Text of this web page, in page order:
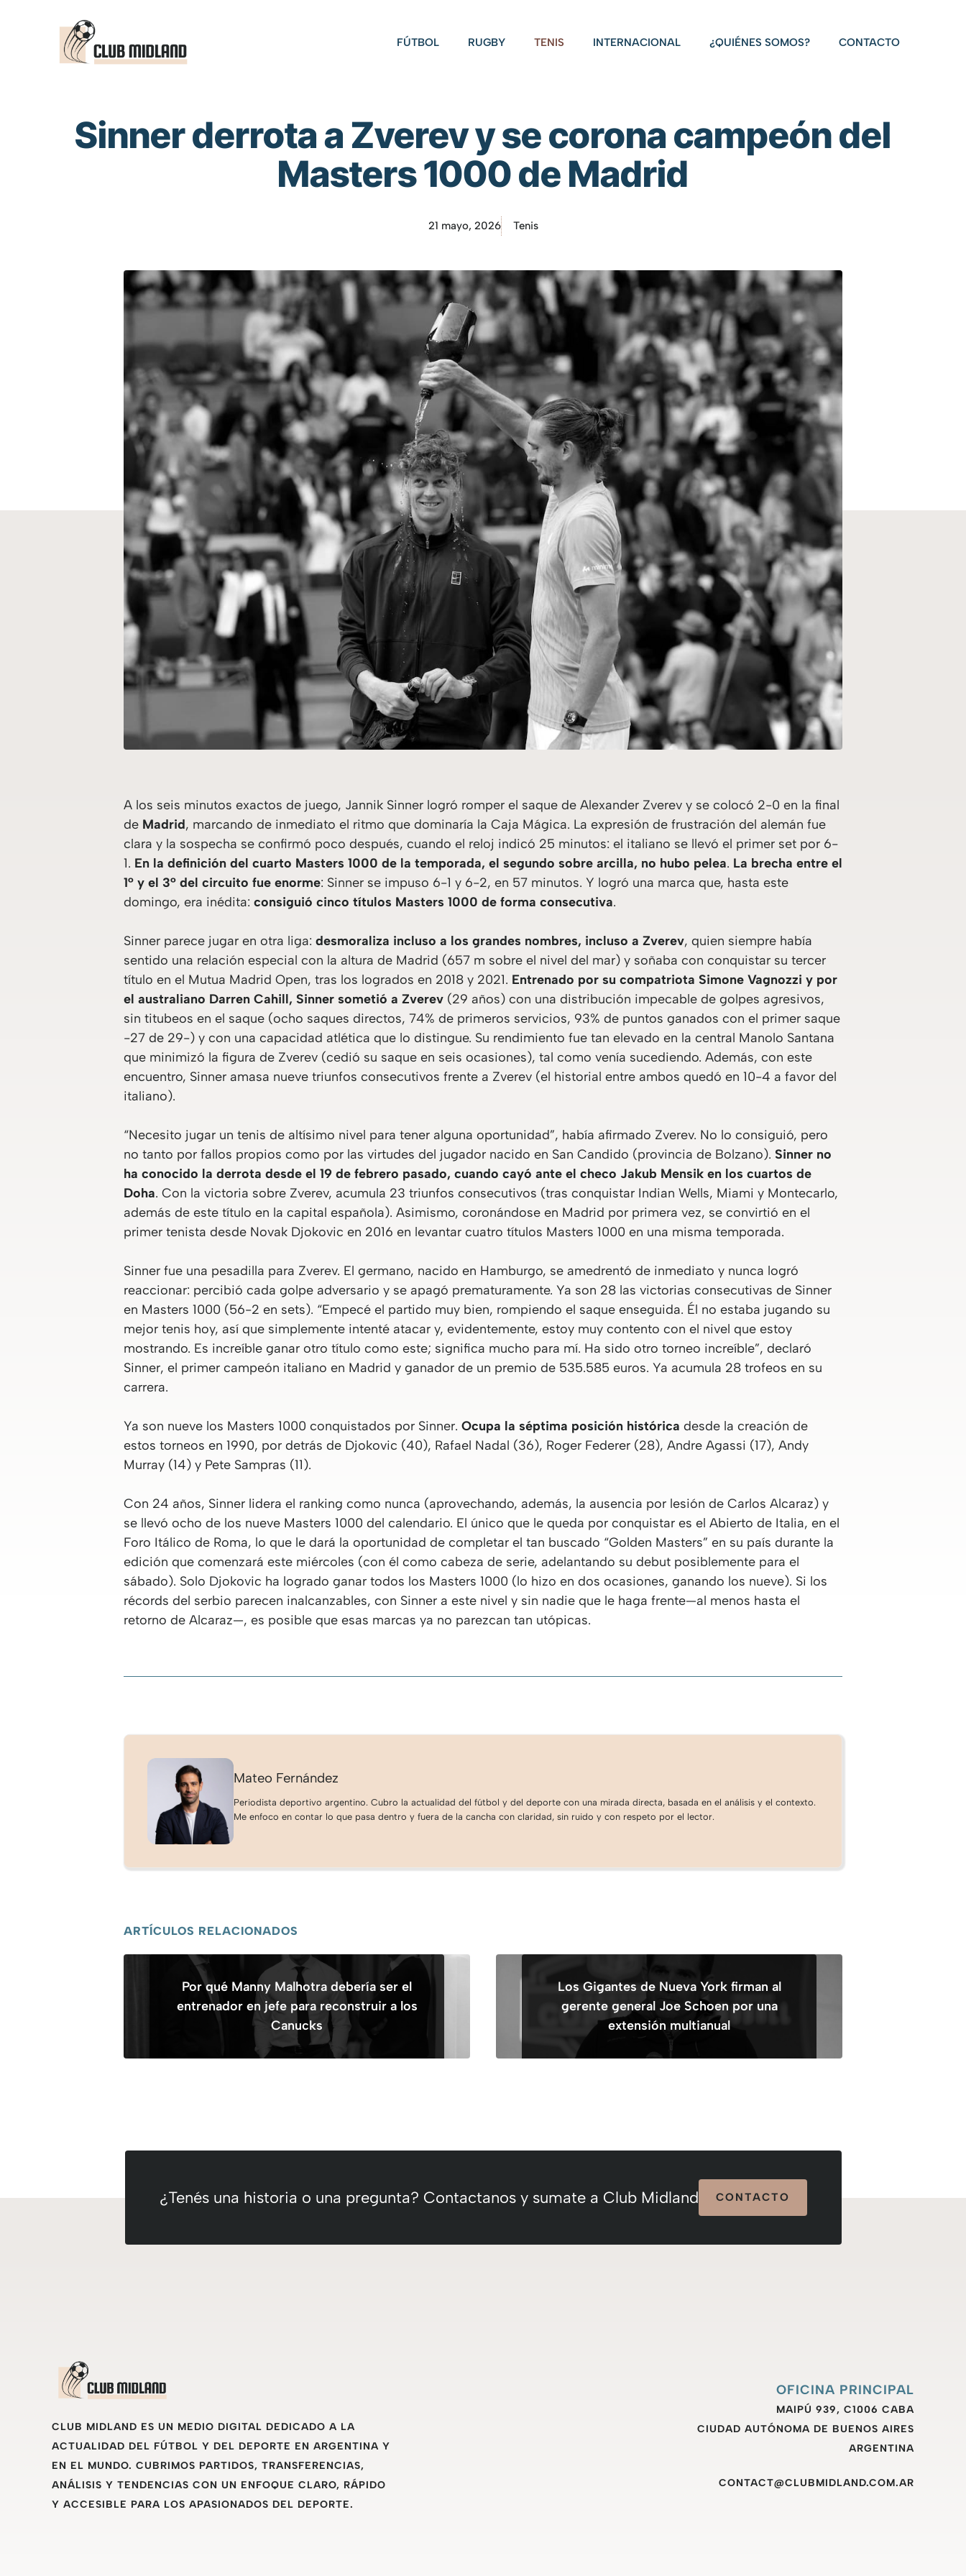
FÚTBOL RUGBY TENIS INTERNACIONAL ¿QUIÉNES SOMOS? CONTACTO
Sinner derrota a Zverev y se corona campeón del
Masters 1000 de Madrid
21 mayo, 2026 Tenis
A los seis minutos exactos de juego, Jannik Sinner logró romper el saque de Alexander Zverev y se colocó 2-0 en la final
de Madrid, marcando de inmediato el ritmo que dominaría la Caja Mágica. La expresión de frustración del alemán fue
clara y la sospecha se confirmó poco después, cuando el reloj indicó 25 minutos: el italiano se llevó el primer set por 6-
1. En la definición del cuarto Masters 1000 de la temporada, el segundo sobre arcilla, no hubo pelea. La brecha entre el
1° y el 3° del circuito fue enorme: Sinner se impuso 6-1 y 6-2, en 57 minutos. Y logró una marca que, hasta este
domingo, era inédita: consiguió cinco títulos Masters 1000 de forma consecutiva.
Sinner parece jugar en otra liga: desmoraliza incluso a los grandes nombres, incluso a Zverev, quien siempre había
sentido una relación especial con la altura de Madrid (657 m sobre el nivel del mar) y soñaba con conquistar su tercer
título en el Mutua Madrid Open, tras los logrados en 2018 y 2021. Entrenado por su compatriota Simone Vagnozzi y por
el australiano Darren Cahill, Sinner sometió a Zverev (29 años) con una distribución impecable de golpes agresivos,
sin titubeos en el saque (ocho saques directos, 74% de primeros servicios, 93% de puntos ganados con el primer saque
-27 de 29-) y con una capacidad atlética que lo distingue. Su rendimiento fue tan elevado en la central Manolo Santana
que minimizó la figura de Zverev (cedió su saque en seis ocasiones), tal como venía sucediendo. Además, con este
encuentro, Sinner amasa nueve triunfos consecutivos frente a Zverev (el historial entre ambos quedó en 10-4 a favor del
italiano).
“Necesito jugar un tenis de altísimo nivel para tener alguna oportunidad”, había afirmado Zverev. No lo consiguió, pero
no tanto por fallos propios como por las virtudes del jugador nacido en San Candido (provincia de Bolzano). Sinner no
ha conocido la derrota desde el 19 de febrero pasado, cuando cayó ante el checo Jakub Mensik en los cuartos de
Doha. Con la victoria sobre Zverev, acumula 23 triunfos consecutivos (tras conquistar Indian Wells, Miami y Montecarlo,
además de este título en la capital española). Asimismo, coronándose en Madrid por primera vez, se convirtió en el
primer tenista desde Novak Djokovic en 2016 en levantar cuatro títulos Masters 1000 en una misma temporada.
Sinner fue una pesadilla para Zverev. El germano, nacido en Hamburgo, se amedrentó de inmediato y nunca logró
reaccionar: percibió cada golpe adversario y se apagó prematuramente. Ya son 28 las victorias consecutivas de Sinner
en Masters 1000 (56-2 en sets). “Empecé el partido muy bien, rompiendo el saque enseguida. Él no estaba jugando su
mejor tenis hoy, así que simplemente intenté atacar y, evidentemente, estoy muy contento con el nivel que estoy
mostrando. Es increíble ganar otro título como este; significa mucho para mí. Ha sido otro torneo increíble”, declaró
Sinner, el primer campeón italiano en Madrid y ganador de un premio de 535.585 euros. Ya acumula 28 trofeos en su
carrera.
Ya son nueve los Masters 1000 conquistados por Sinner. Ocupa la séptima posición histórica desde la creación de
estos torneos en 1990, por detrás de Djokovic (40), Rafael Nadal (36), Roger Federer (28), Andre Agassi (17), Andy
Murray (14) y Pete Sampras (11).
Con 24 años, Sinner lidera el ranking como nunca (aprovechando, además, la ausencia por lesión de Carlos Alcaraz) y
se llevó ocho de los nueve Masters 1000 del calendario. El único que le queda por conquistar es el Abierto de Italia, en el
Foro Itálico de Roma, lo que le dará la oportunidad de completar el tan buscado “Golden Masters” en su país durante la
edición que comenzará este miércoles (con él como cabeza de serie, adelantando su debut posiblemente para el
sábado). Solo Djokovic ha logrado ganar todos los Masters 1000 (lo hizo en dos ocasiones, ganando los nueve). Si los
récords del serbio parecen inalcanzables, con Sinner a este nivel y sin nadie que le haga frente—al menos hasta el
retorno de Alcaraz—, es posible que esas marcas ya no parezcan tan utópicas.
Mateo Fernández
Periodista deportivo argentino. Cubro la actualidad del fútbol y del deporte con una mirada directa, basada en el análisis y el contexto.
Me enfoco en contar lo que pasa dentro y fuera de la cancha con claridad, sin ruido y con respeto por el lector.
ARTÍCULOS RELACIONADOS
Por qué Manny Malhotra debería ser el
entrenador en jefe para reconstruir a los
Canucks
Los Gigantes de Nueva York firman al
gerente general Joe Schoen por una
extensión multianual
¿Tenés una historia o una pregunta? Contactanos y sumate a Club Midland CONTACTO
CLUB MIDLAND ES UN MEDIO DIGITAL DEDICADO A LA
ACTUALIDAD DEL FÚTBOL Y DEL DEPORTE EN ARGENTINA Y
EN EL MUNDO. CUBRIMOS PARTIDOS, TRANSFERENCIAS,
ANÁLISIS Y TENDENCIAS CON UN ENFOQUE CLARO, RÁPIDO
Y ACCESIBLE PARA LOS APASIONADOS DEL DEPORTE.
OFICINA PRINCIPAL
MAIPÚ 939, C1006 CABA
CIUDAD AUTÓNOMA DE BUENOS AIRES
ARGENTINA
CONTACT@CLUBMIDLAND.COM.AR